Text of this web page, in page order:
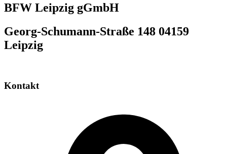
BFW Leipzig gGmbH
Georg-Schumann-Straße 148 04159
Leipzig
Kontakt